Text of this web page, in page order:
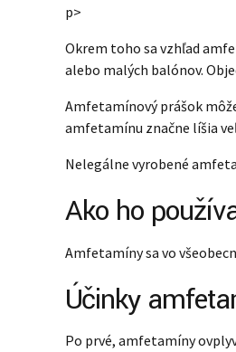
p>
Okrem toho sa vzhľad
alebo malých balónov.
Amfetamínový prášok
amfetamínu značne líšia
Nelegálne vyrobené
Ako ho
Amfetamíny sa vo
Účinky
Po prvé, amfetamíny